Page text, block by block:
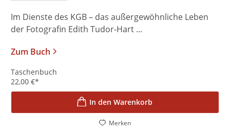
Im Dienste des KGB – das außergewöhnliche Leben
der Fotografin Edith Tudor-Hart ...
Zum Buch
Taschenbuch
22,00 €*
In den Warenkorb
Merken